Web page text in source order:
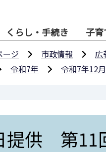
くらし・手続き 子
ージ 市政情報 広
令和7年 令和7年12月
提供 第11